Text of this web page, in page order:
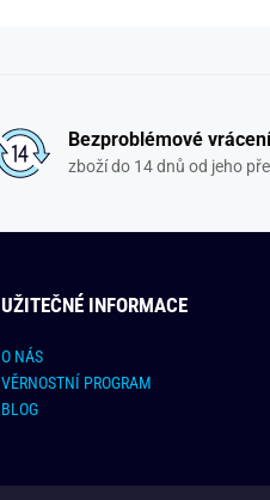
Bezproblémové
zboží do 14 dnů od jeho
UŽITEČNÉ INFORMACE
O NÁS
VĚRNOSTNÍ PROGRAM
BLOG